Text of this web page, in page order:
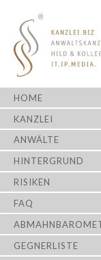
HOME
KANZLEI
ANWÄLTE
HINTERGRUND
RISIKEN
FAQ
GEGNERLISTE